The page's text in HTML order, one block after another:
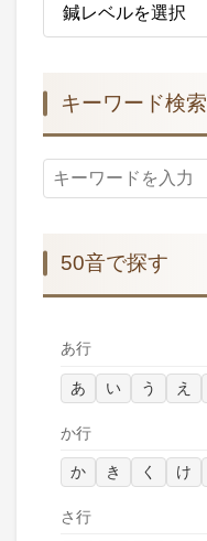
キーワード検索
50音で探す
あ行
あ い う え
か行
か き く け
さ行